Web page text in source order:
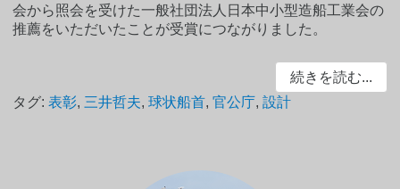
会から照会を受けた一般社団法人日本中小型造船工業会の
推薦をいただいたことが受賞につながりました。
続きを読む...
タグ:表彰, 三井哲夫,球状船首,官公庁,設計